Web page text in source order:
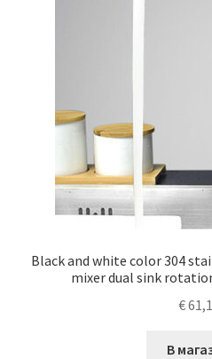
Black and white color 304
mixer dual sink
€
В